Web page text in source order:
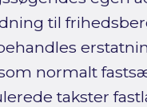
til
normalt
takster